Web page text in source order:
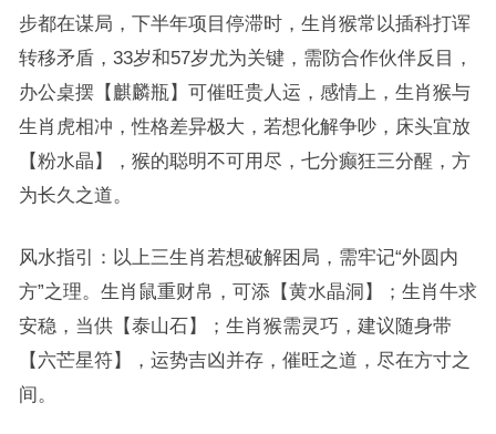
步都在谋局，下半年项目停滞时，生肖猴常以插科打诨
转移矛盾，33岁和57岁尤为关键，需防合作伙伴反目，
办公桌摆【麒麟瓶】可催旺贵人运，感情上，生肖猴与
生肖虎相冲，性格差异极大，若想化解争吵，床头宜放
【粉水晶】，猴的聪明不可用尽，七分癫狂三分醒，方
为长久之道。
风水指引：以上三生肖若想破解困局，需牢记“外圆内
方”之理。生肖鼠重财帛，可添【黄水晶洞】；生肖牛求
安稳，当供【泰山石】；生肖猴需灵巧，建议随身带
【六芒星符】，运势吉凶并存，催旺之道，尽在方寸之
间。